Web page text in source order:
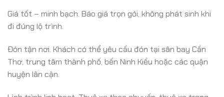
Giá tốt – minh bạch. Báo giá trọn gói, không phát sinh khi
đi đúng lộ trình.
Đón tận nơi. Khách có thể yêu cầu đón tại sân bay Cần
Thơ, trung tâm thành phố, bến Ninh Kiều hoặc các quận
huyện lân cận.